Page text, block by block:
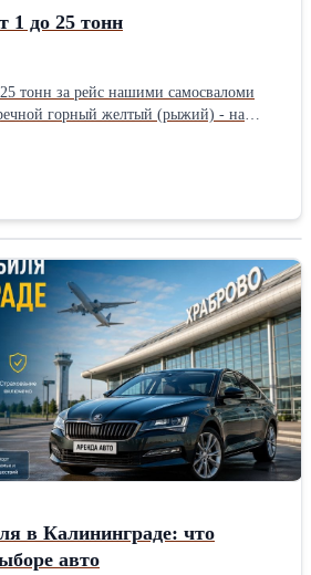
1 до 25 тонн
тонн за рейс нашими самосваломи
горный желтый (рыжий) - на
в песочницу. Серый в почву или на
25 тоннТип: Речной
в Калининграде: что
авто